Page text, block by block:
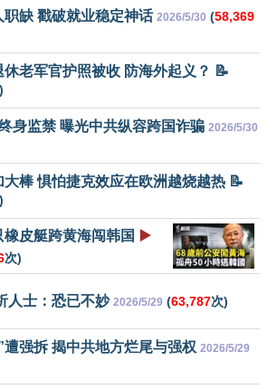
缺 戳破就业稳定神话 2026/5/30 (58,369
老军官护照被收 防海外起义？ 📝
身监禁 曝光中共纵容跨国诈骗 2026/5/30
棒 惧怕捷克效应在欧洲越烧越热 📝
皮艇跨黄海闯韩国 ▶️
次)
人士：恐已不妙 2026/5/29 (63,787次)
强拆 揭中共地方烂尾与强权 2026/5/29